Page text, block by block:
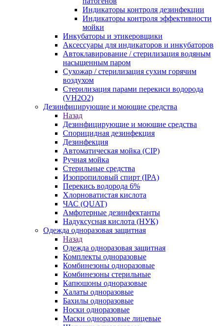
Индикаторы контроля дезинфекции
Индикаторы контроля эффективности
мойки
Инкубаторы и этикеровщики
Аксессуары для индикаторов и инкубаторов
Автоклавирование / стерилизация водяным
насыщенным паром
Сухожар / стерилизация сухим горячим
воздухом
Стерилизация парами перекиси водорода
(VH2O2)
Дезинфицирующие и моющие средства
Назад
Дезинфицирующие и моющие средства
Спорицидная дезинфекция
Дезинфекция
Автоматическая мойка (CIP)
Ручная мойка
Стерильные средства
Изопропиловый спирт (IPA)
Перекись водорода 6%
Хлорноватистая кислота
ЧАС (QUAT)
Амфотерные дезинфектанты
Надуксусная кислота (НУК)
Одежда одноразовая защитная
Назад
Одежда одноразовая защитная
Комплекты одноразовые
Комбинезоны одноразовые
Комбинезоны стерильные
Капюшоны одноразовые
Халаты одноразовые
Бахилы одноразовые
Носки одноразовые
Маски одноразовые лицевые